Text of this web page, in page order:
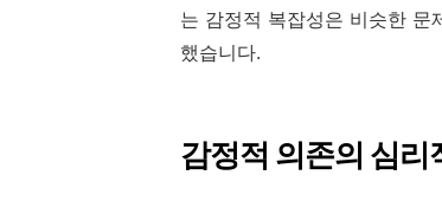
는 감정적 복잡성은 비슷한 문
했습니다.
감정적 의존의 심리